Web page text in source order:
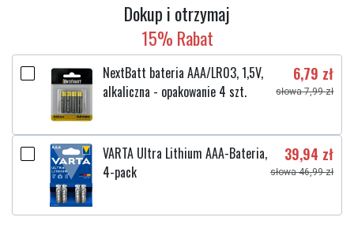
Wysokość (cm): 25,00
Zakres zastosowania: Do użytku wewnątrz
Informacje o baterii: 4 baterie AAA nie są dołączone. Czas
pracy około 200 godz.
Godziny: 6 godz. włączone, 18 godz. wyłączone,
powtarzalne
Czas pracy: 6h
Liczba diod LED:
Dokup i otrzymaj
15% Rabat
NextBatt bateria AAA/LR03, 1,5V,
alkaliczna - opakowanie 4 szt.
6,79 zł
słowa 7,99 zł
VARTA Ultra Lithium AAA-Bateria,
4-pack
39,94 zł
słowa 46,99 zł